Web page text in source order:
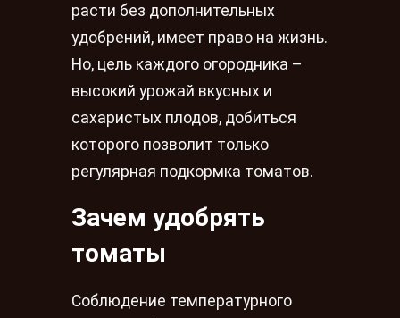
расти без дополнительных
удобрений, имеет право на жизнь.
Но, цель каждого огородника –
высокий урожай вкусных и
сахаристых плодов, добиться
которого позволит только
регулярная подкормка томатов.
Зачем удобрять
томаты
Соблюдение температурного